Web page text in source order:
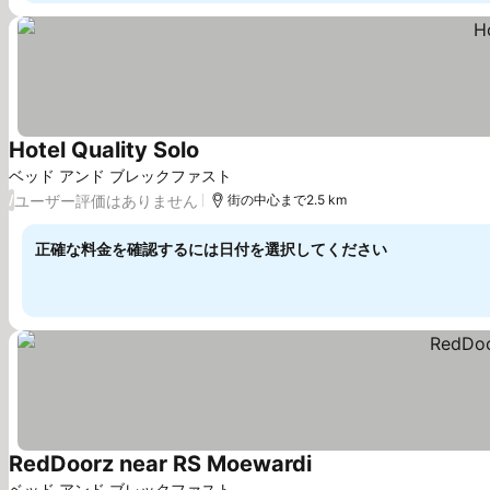
ベッド アンド ブレックファスト
Hotel Quality Solo
/ユーザー評価はありません 街の中心まで2.5 km
正確な料金を確認するには日付を選択してください
RedDoorz near RS Moewardi料金を表示